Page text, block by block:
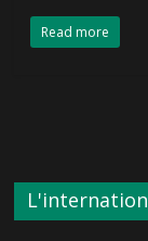
Read more